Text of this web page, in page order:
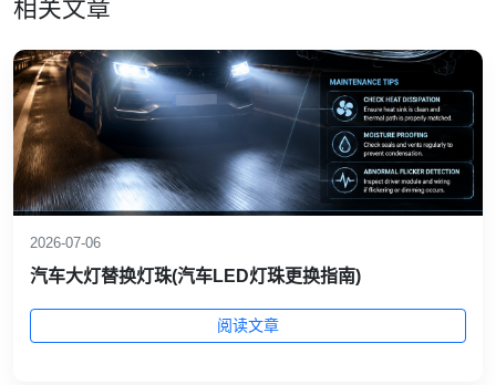
相关文章
2026-07-06
汽车大灯替换灯珠(汽车LED灯珠更换指南)
阅读文章